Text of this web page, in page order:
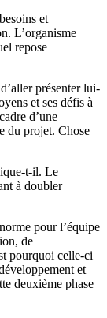
et
L’organisme
repose
présenter lui-
et ses défis à
d’une
du projet. Chose
t-il. Le
à doubler
pour l’équipe
de
pourquoi celle-ci
et
deuxième phase